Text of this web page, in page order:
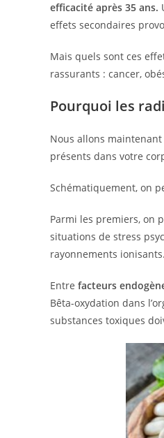
efficacité après 35 ans.
effets secondaires
Mais quels sont ces
rassurants : cancer,
Pourquoi les
Nous allons
présents dans votre
Schématiquement, on
Parmi les premiers, on
situations de stress
rayonnements ionisants.
Entre facteurs
Bêta-oxydation dans
substances toxiques